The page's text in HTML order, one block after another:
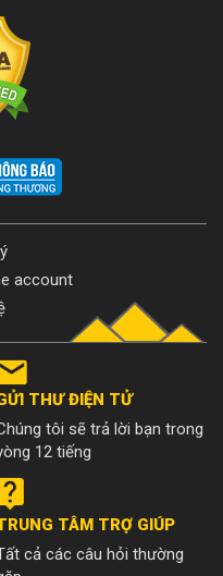
account
THƯ ĐIỆN TỬ
tôi sẽ trả lời bạn trong
12 tiếng
TÂM TRỢ GIÚP
cả các câu hỏi thường